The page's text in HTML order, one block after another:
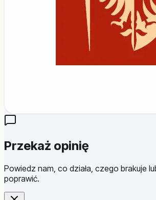
Przekaż opinię
Powiedz nam, co działa, czego brakuje
poprawić.